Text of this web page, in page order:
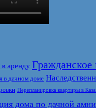
в аренду Гражданское
в дачном доме
Перепланировка квартиры в
дома по дачной